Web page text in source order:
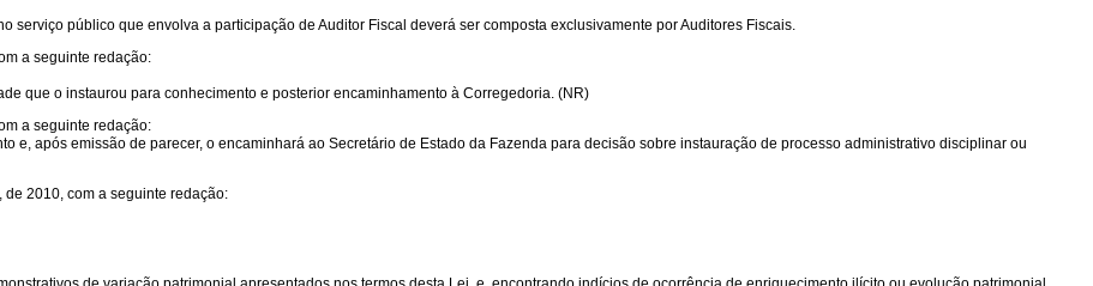
serviço público que envolva a participação de Auditor Fiscal deverá ser composta exclusivamente por Auditores Fiscais.
a seguinte redação:
que o instaurou para conhecimento e posterior encaminhamento à Corregedoria. (NR)
a seguinte redação:
e, após emissão de parecer, o encaminhará ao Secretário de Estado da Fazenda para decisão sobre instauração de processo administrativo disciplinar ou
de 2010, com a seguinte redação: